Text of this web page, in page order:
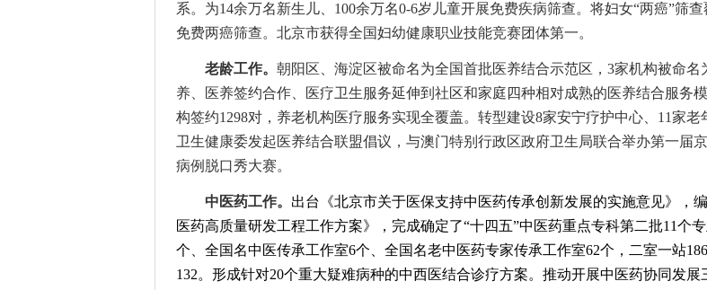
系。 为14余万名新生儿、 100余万名0-6岁儿童开展免费疾病筛查。将妇女“两癌”筛
免费两癌筛查。北京市获得全国妇幼健康职业技能竞赛团体第一。
老龄工作。 朝阳区、海淀区被命名为全国首批医养结合示范区 ， 3家机构被命名
养、医养签约合作、医疗卫生服务延伸到社区和家庭四种相对成熟的医养结合服务
构签约1298对，养老机构医疗服务实现全覆盖。转型建设8家安宁疗护中心、11家老
卫生健康委发起医养结合联盟倡议， 与澳门特别行政区政府卫生局联合举办第一届
病例脱口秀大赛。
中医药工作。 出台《北京市关于医保支持中医药传承创新发展的实施意见》，
医药高质量研发工程工作方案》， 完成确定了“十四五”中医药重点专科第二批11个专
个、全国名中医传承工作室6个、全国名老中医药专家传承工作室62个，二室一站
132。 形成针对20个重大疑难病种的中西医结合诊疗方案。 推动开展中医药协同发展